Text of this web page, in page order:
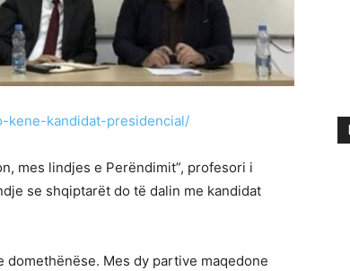
kene-kandidat-presidencial/
mes lindjes e Perëndimit”, profesori i
se shqiptarët do të dalin me kandidat
domethënëse. Mes dy partive maqedone